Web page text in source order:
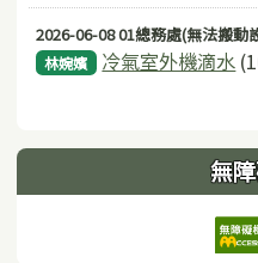
2026-06-08 01總務處(無法搬動
林婉嬪 冷氣室外機滴水
無